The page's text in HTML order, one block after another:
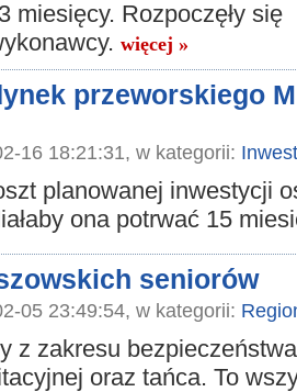
miesięcy. Rozpoczęły się
więcej »
przeworskiego
16 18:21:31, w kategorii:
planowanej inwestycji
ona potrwać 15
seniorów
05 23:49:54, w kategorii:
z zakresu
oraz tańca. To